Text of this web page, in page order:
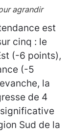
agrandir
est
cinq : le
(-6 points),
(-5
la
de 4
significative
Sud de la